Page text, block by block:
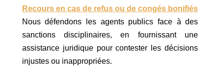
Recours en cas de refus ou de congés bonifiés
Nous défendons les agents publics face à des
sanctions disciplinaires, en fournissant une
assistance juridique pour contester les décisions
injustes ou inappropriées.